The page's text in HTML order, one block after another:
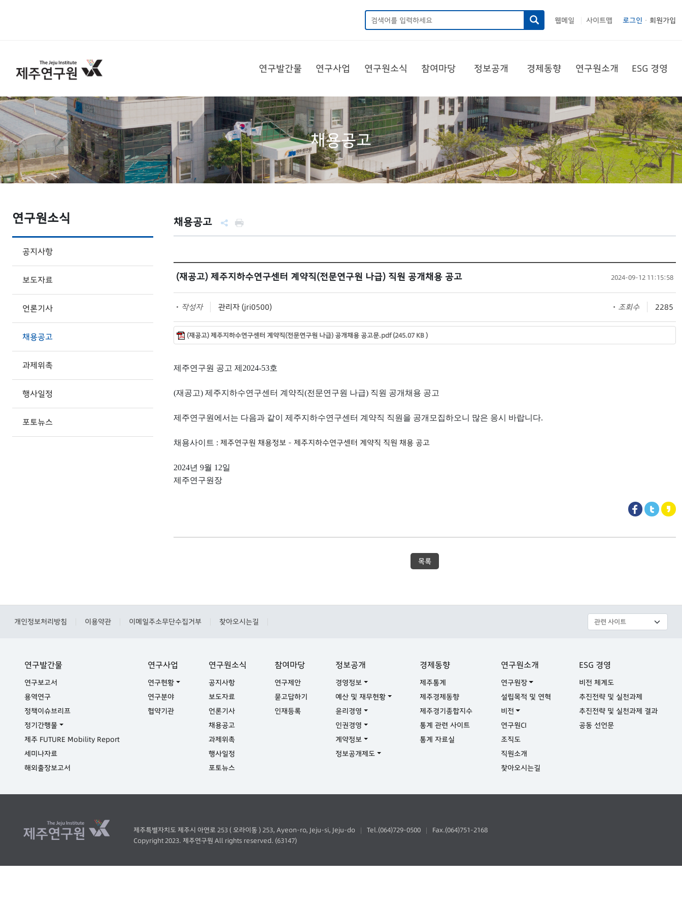
웹메일 사이트맵 로그인 회원가입
연구발간물 연구사업 연구원소식 참여마당 정보공개 경제동향 연구원소개 ESG 경영
채용공고
연구원소식
공지사항
보도자료
언론기사
채용공고
과제위촉
행사일정
포토뉴스
채용공고
(재공고) 제주지하수연구센터 계약직(전문연구원 나급) 직원 공개채용 공고 2024-09-12 11:15:58
작성자 관리자 (jri0500) 조회수 2285
(재공고) 제주지하수연구센터 계약직(전문연구원 나급) 공개채용 공고문.pdf (245.07 KB )
제주연구원 공고 제 2024-53호
(재공고) 제주지하수연구센터 계약직(전문연구원 나급) 직원 공개채용 공고
제주연구원에서는 다음과 같이 제주지하수연구센터 계약직 직원을 공개모집하오니 많은 응시 바랍니다.
채용사이트 : 제주연구원 채용정보 - 제주지하수연구센터 계약직 직원 채용 공고
2024년 9월 12일
제주연구원장
목록
개인정보처리방침 이용약관 이메일주소무단수집거부 찾아오시는길
연구발간물
연구보고서
용역연구
정책이슈브리프
정기간행물
제주 FUTURE Mobility Report
세미나자료
해외출장보고서
연구사업
연구현황
연구분야
협약기관
연구원소식
공지사항
보도자료
언론기사
채용공고
과제위촉
행사일정
포토뉴스
참여마당
연구제안
묻고답하기
인재등록
정보공개
경영정보
예산 및 재무현황
윤리경영
인권경영
계약정보
정보공개제도
경제동향
제주통계
제주경제동향
제주경기종합지수
통계 관련 사이트
통계 자료실
연구원소개
연구원장
설립목적 및 연혁
비전
연구원CI
조직도
직원소개
찾아오시는길
ESG 경영
비전 체계도
추진전략 및 실천과제
추진전략 및 실천과제 결과
공동 선언문
제주특별자치도 제주시 아연로 253 ( 오라이동 ) 253, Ayeon-ro, Jeju-si, Jeju-do | Tel.(064)729-0500 |
Fax.(064)751-2168
Copyright 2023. 제주연구원 All rights reserved. (63147)